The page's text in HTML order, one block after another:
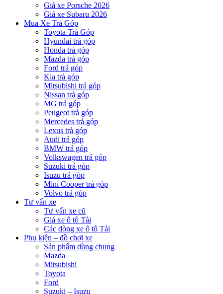
Giá xe Porsche 2026
Giá xe Subaru 2026
Mua Xe Trả Góp
Toyota Trả Góp
Hyundai trả góp
Honda trả góp
Mazda trả góp
Ford trả góp
Kia trả góp
Mitsubishi trả góp
Nissan trả góp
MG trả góp
Peugeot trả góp
Mercedes trả góp
Lexus trả góp
Audi trả góp
BMW trả góp
Volkswagen trả góp
Suzuki trả góp
Isuzu trả góp
Mini Cooper trả góp
Volvo trả góp
Tư vấn xe
Tư vấn xe cũ
Giá xe ô tô Tải
Các dòng xe ô tô Tải
Phụ kiện – đồ chơi xe
Sản phẩm dùng chung
Mazda
Mitsubishi
Toyota
Ford
Suzuki – Isuzu